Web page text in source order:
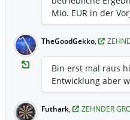
Mio. EUR in der
Mio. EUR. Die
damit deutlich um
33.0 Mio. EUR
Zehnder Group
Verhandlung um
französischen
TheGoodGekko,
Bin erst mal raus
Entwicklung aber
Futhark, ZEHNDER